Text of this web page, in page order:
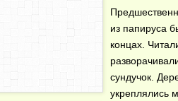
из папируса
концах.
сундучок.
укреплялись